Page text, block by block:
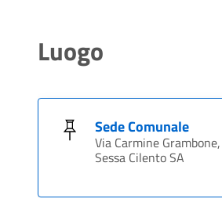
Luogo
Sede Comunale
Via Carmine
Sessa Cilento SA